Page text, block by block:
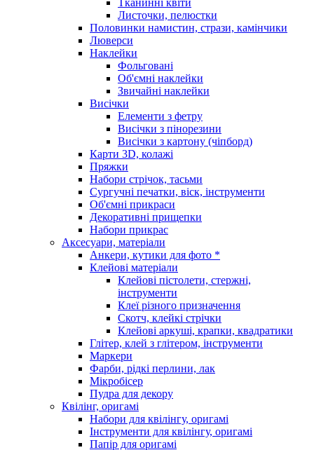
Листочки, пелюстки
Половинки намистин, стрази, камінчики
Люверси
Наклейки
Фольговані
Об'ємні наклейки
Звичайні наклейки
Висічки
Елементи з фетру
Висічки з пінорезини
Висічки з картону (чіпборд)
Карти 3D, колажі
Пряжки
Набори стрічок, тасьми
Сургучні печатки, віск, інструменти
Об'ємні прикраси
Декоративні прищепки
Набори прикрас
Аксесуари, матеріали
Анкери, кутики для фото *
Клейові матеріали
Клейові пістолети, стержні,
інструменти
Клеї різного призначення
Скотч, клейкі стрічки
Клейові аркуші, крапки, квадратики
Глітер, клей з глітером, інструменти
Маркери
Фарби, рідкі перлини, лак
Мікробісер
Пудра для декору
Квілінг, оригамі
Набори для квілінгу, оригамі
Інструменти для квілінгу, оригамі
Папір для оригамі